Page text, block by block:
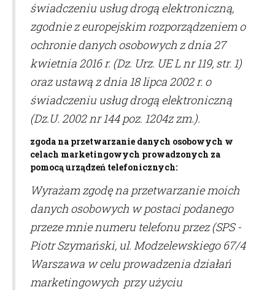
świadczeniu usług drogą elektroniczną,
zgodnie z europejskim rozporządzeniem o
ochronie danych osobowych z dnia 27
kwietnia 2016 r. (Dz. Urz. UE L nr 119, str. 1)
oraz ustawą z dnia 18 lipca 2002 r. o
świadczeniu usług drogą elektroniczną
(Dz.U. 2002 nr 144 poz. 1204z zm.).
zgoda na przetwarzanie danych osobowych w
celach marketingowych prowadzonych za
pomocą urządzeń telefonicznych:
Wyrażam zgodę na przetwarzanie moich
danych osobowych w postaci podanego
przeze mnie numeru telefonu przez (SPS -
Piotr Szymański, ul. Modzelewskiego 67/4
Warszawa w celu prowadzenia działań
marketingowych przy użyciu